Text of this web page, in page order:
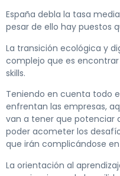
España debla la tasa
pesar de ello hay puestos
La transición ecológica y
complejo que es
skills.
Teniendo en cuenta todo
enfrentan las empresas,
van a tener que potenciar
poder acometer los
que irán complicándose
La orientación al